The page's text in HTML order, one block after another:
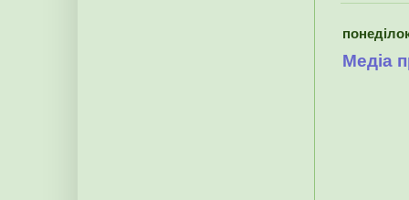
Медіа